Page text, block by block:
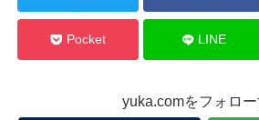
Pocket LINE
yuka.comをフォロー